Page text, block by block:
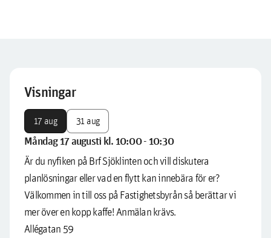
Visningar
17 aug 31 aug
Måndag 17 augusti kl. 10:00 - 10:30
Är du nyfiken på Brf Sjöklinten och vill diskutera
planlösningar eller vad en flytt kan innebära för er?
Välkommen in till oss på Fastighetsbyrån så berättar vi
mer över en kopp kaffe! Anmälan krävs.
Allégatan 59